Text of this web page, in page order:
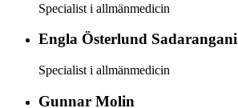
Specialist i allmänmedicin
Engla Österlund Sadarangani
Specialist i allmänmedicin
Gunnar Molin